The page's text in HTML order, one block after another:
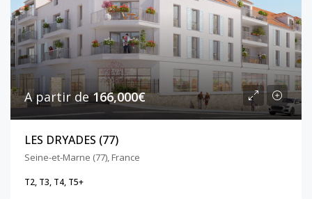
A partir de166,000€
LES DRYADES (77)
Seine-et-Marne (77), France
T2, T3, T4, T5+